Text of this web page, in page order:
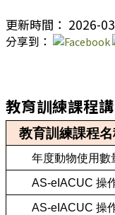
更新時間： 2026-
分享到：
教育訓練課程
教育訓練課程
年度動物使用數
AS-eIACUC 操
AS-eIACUC 操